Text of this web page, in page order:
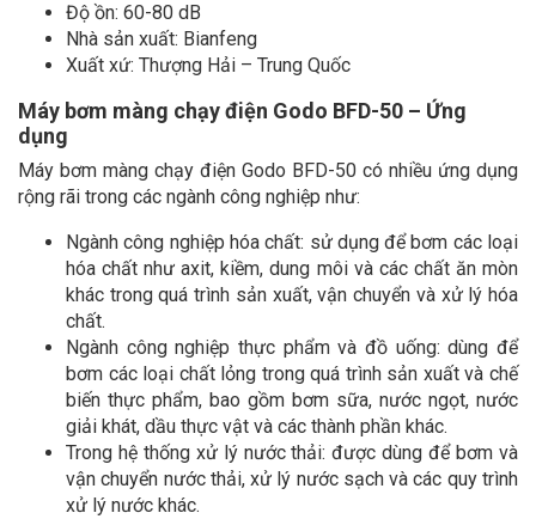
Độ ồn: 60-80 dB
Nhà sản xuất: Bianfeng
Xuất xứ: Thượng Hải – Trung Quốc
Máy bơm màng chạy điện Godo BFD-50 – Ứng
dụng
Máy bơm màng chạy điện Godo BFD-50 có nhiều ứng dụng
rộng rãi trong các ngành công nghiệp như:
Ngành công nghiệp hóa chất: sử dụng để bơm các loại
hóa chất như axit, kiềm, dung môi và các chất ăn mòn
khác trong quá trình sản xuất, vận chuyển và xử lý hóa
chất.
Ngành công nghiệp thực phẩm và đồ uống: dùng để
bơm các loại chất lỏng trong quá trình sản xuất và chế
biến thực phẩm, bao gồm bơm sữa, nước ngọt, nước
giải khát, dầu thực vật và các thành phần khác.
Trong hệ thống xử lý nước thải: được dùng để bơm và
vận chuyển nước thải, xử lý nước sạch và các quy trình
xử lý nước khác.